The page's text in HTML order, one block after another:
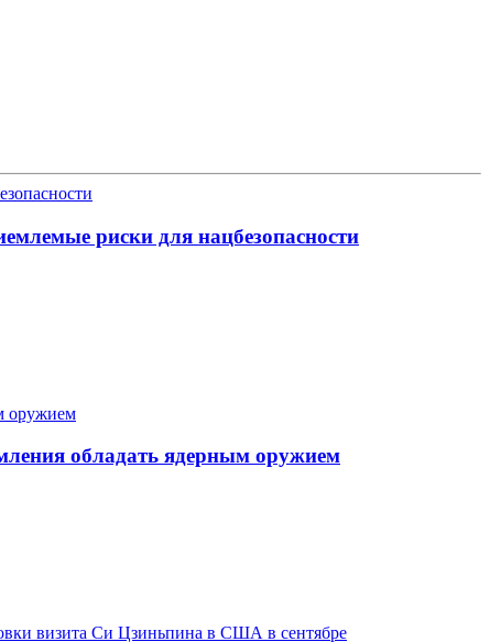
риски для нацбезопасности
обладать ядерным оружием